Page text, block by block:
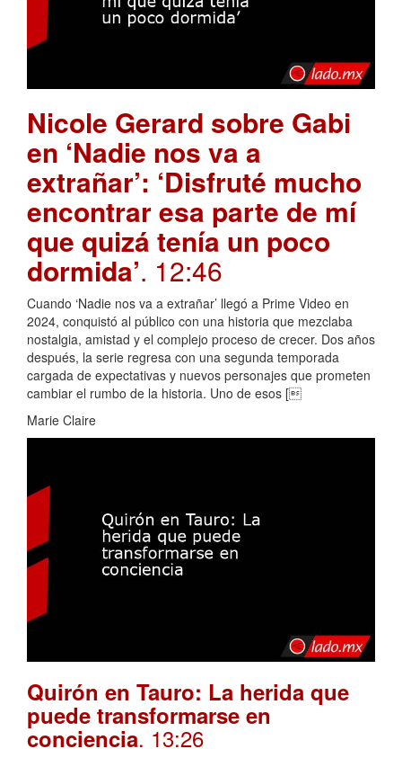
Nicole Gerard sobre Gabi
en ‘Nadie nos va a
extrañar’: ‘Disfruté mucho
encontrar esa parte de mí
que quizá tenía un poco
dormida’. 12:46
Cuando ‘Nadie nos va a extrañar’ llegó a Prime Video en
2024, conquistó al público con una historia que mezclaba
nostalgia, amistad y el complejo proceso de crecer. Dos años
después, la serie regresa con una segunda temporada
cargada de expectativas y nuevos personajes que prometen
cambiar el rumbo de la historia. Uno de esos [
Marie Claire
Quirón en Tauro: La herida que
puede transformarse en
conciencia. 13:26